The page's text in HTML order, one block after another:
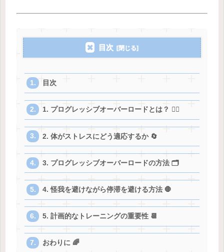
目次
目次
1. プログレッシブオーバーロードとは？ 🏋️‍♀️
2. 体がストレスにどう適応するか 🔄
3. プログレッシブオーバーロードの方法 🗂️
4. 怪我を避けながら停滞を避ける方法 🛑
5. 計画的なトレーニングの重要性 📆
おわりに 🌈